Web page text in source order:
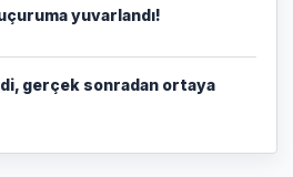
yuvarlandı!
gerçek sonradan ortaya